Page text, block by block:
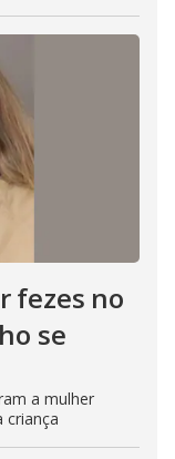
fezes no
se
a mulher
criança